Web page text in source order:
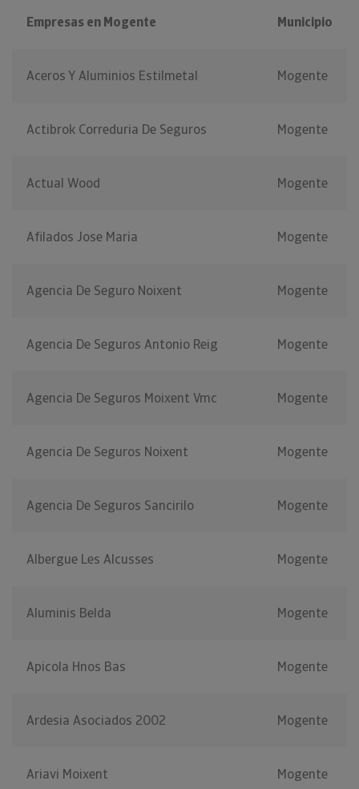
Empresas en Mogente Municipio
Aceros Y Aluminios Estilmetal Mogente
Actibrok Correduria De Seguros Mogente
Actual Wood Mogente
Afilados Jose Maria Mogente
Agencia De Seguro Noixent Mogente
Agencia De Seguros Antonio Reig Mogente
Agencia De Seguros Moixent Vmc Mogente
Agencia De Seguros Noixent Mogente
Agencia De Seguros Sancirilo Mogente
Albergue Les Alcusses Mogente
Aluminis Belda Mogente
Apicola Hnos Bas Mogente
Ardesia Asociados 2002 Mogente
Ariavi Moixent Mogente